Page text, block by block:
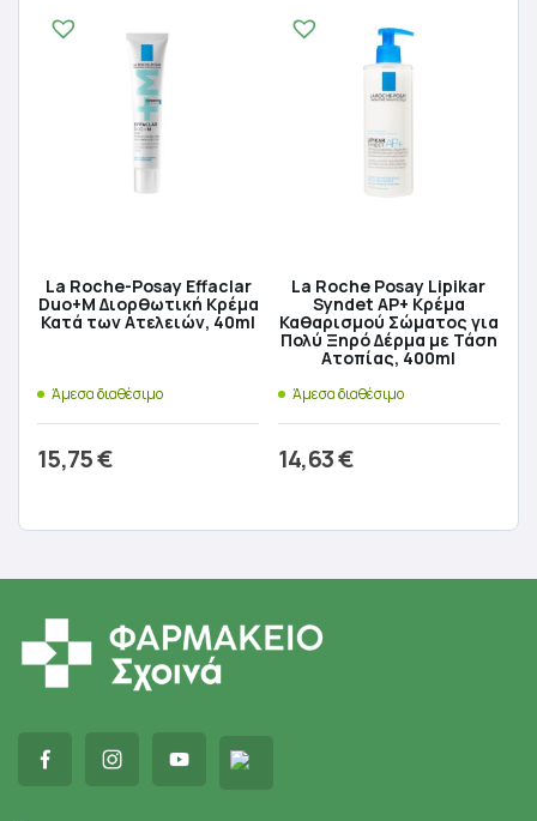
La Roche-Posay Effaclar
Duo+M Διορθωτική Κρέμα
Κατά των Ατελειών, 40ml
Άμεσα διαθέσιμο
15,75€
La Roche Posay Lipikar
Syndet AP+ Κρέμα
Καθαρισμού Σώματος για
Πολύ Ξηρό Δέρμα με Τάση
Ατοπίας, 400ml
Άμεσα διαθέσιμο
14,63€